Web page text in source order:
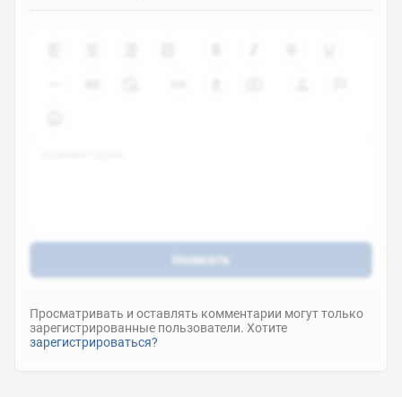
Написать
Просматривать и оставлять комментарии могут только
зарегистрированные пользователи. Хотите
зарегистрироваться?